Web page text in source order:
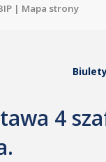
| Mapa strony
4